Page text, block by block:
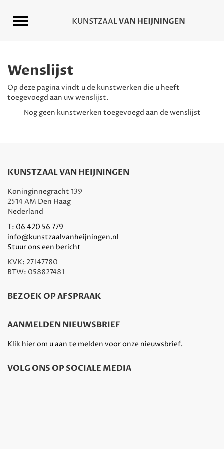
Wenslijst
Op deze pagina vindt u de kunstwerken die u heeft
toegevoegd aan uw wenslijst.
Nog geen kunstwerken toegevoegd aan de wenslijst
KUNSTZAAL VAN HEIJNINGEN
Koninginnegracht 139
2514 AM Den Haag
Nederland
T: 06 420 56 779
info@kunstzaalvanheijningen.nl
Stuur ons een bericht
KVK: 27147780
BTW: 058827481
BEZOEK OP AFSPRAAK
AANMELDEN NIEUWSBRIEF
Klik hier om u aan te melden voor onze nieuwsbrief.
VOLG ONS OP SOCIALE MEDIA